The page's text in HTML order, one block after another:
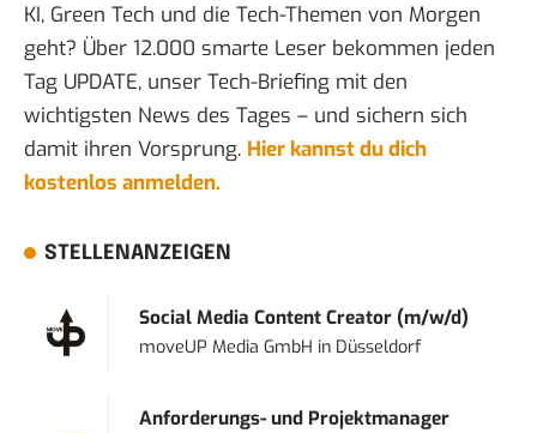
KI, Green Tech und die Tech-Themen von Morgen
geht? Über 12.000 smarte Leser bekommen jeden
Tag UPDATE, unser Tech-Briefing mit den
wichtigsten News des Tages – und sichern sich
damit ihren Vorsprung. Hier kannst du dich
kostenlos anmelden.
STELLENANZEIGEN
Social Media Content Creator (m/w/d)
moveUP Media GmbH in Düsseldorf
Anforderungs- und Projektmanager